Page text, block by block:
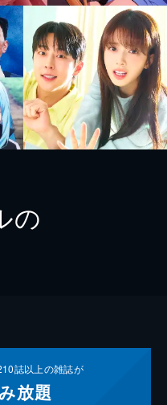
の
誌以上の雑誌が
放題